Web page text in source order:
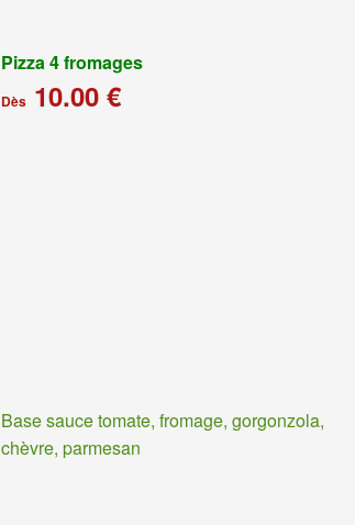
Pizza 4 fromages
Dès 10.00 €
Base sauce tomate, fromage, gorgonzola,
chèvre, parmesan